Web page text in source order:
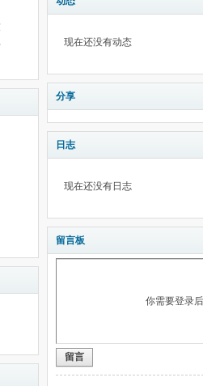
现在还没有动态
分享
日志
现在还没有日志
留言板
你需要登录
留言